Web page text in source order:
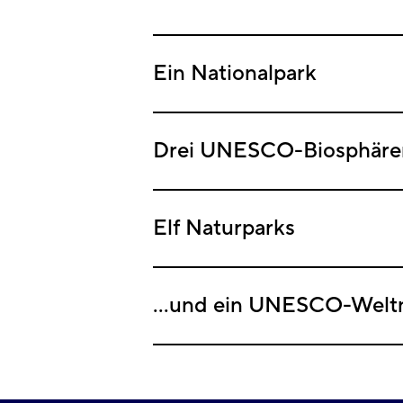
Ein Nationalpark
Drei UNESCO-
Elf Naturparks
...und ein UNESCO-